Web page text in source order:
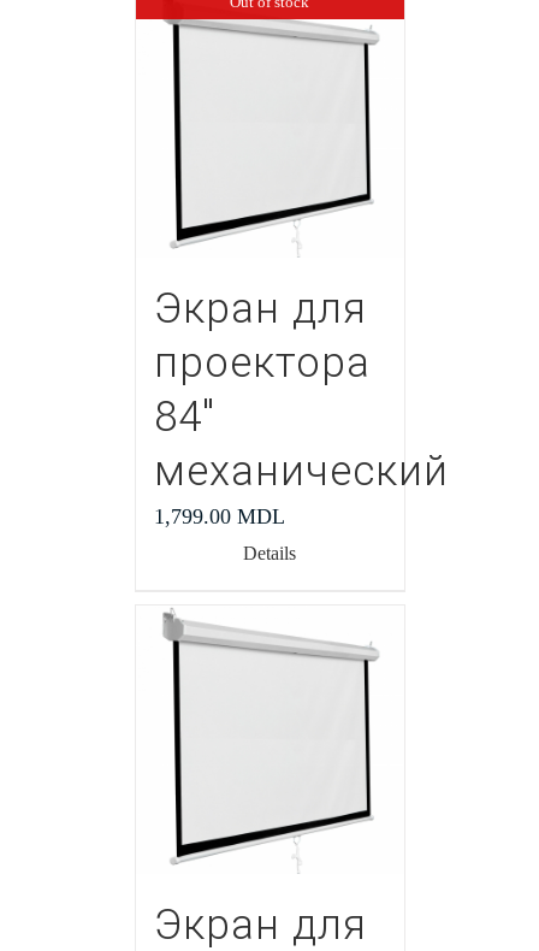
Экран для
проектора
84″
механический
1,799.00 MDL
Details
Экран для